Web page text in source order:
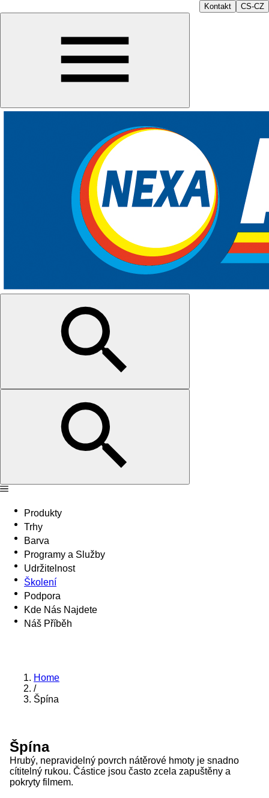
Kontakt CS-CZ
Produkty
Trhy
Barva
Programy a Služby
Udržitelnost
Školení
Podpora
Kde Nás Najdete
Náš Příběh
Home
/
Špína
Špína
Hrubý, nepravidelný povrch nátěrové hmoty je snadno
cítitelný rukou. Částice jsou často zcela zapuštěny a
pokryty filmem.